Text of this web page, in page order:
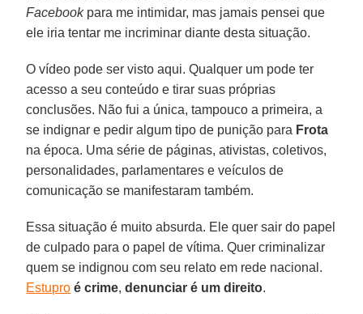
Facebookpara me intimidar, mas jamais pensei que
ele iria tentar me incriminar diante desta situação.
O vídeo pode ser visto aqui. Qualquer um pode ter
acesso a seu conteúdo e tirar suas próprias
conclusões. Não fui a única, tampouco a primeira, a
se indignar e pedir algum tipo de punição para Frota
na época. Uma série de páginas, ativistas, coletivos,
personalidades, parlamentares e veículos de
comunicação se manifestaram também.
Essa situação é muito absurda. Ele quer sair do papel
de culpado para o papel de vítima. Quer criminalizar
quem se indignou com seu relato em rede nacional.
Estupro é crime,denunciar é um direito.